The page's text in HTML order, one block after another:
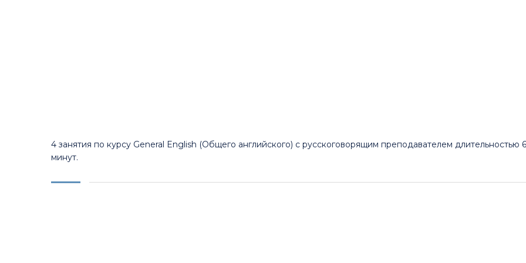
4 занятия по курсу General English (Общего английского) с русскоговорящим преподавателем длительностью
минут.